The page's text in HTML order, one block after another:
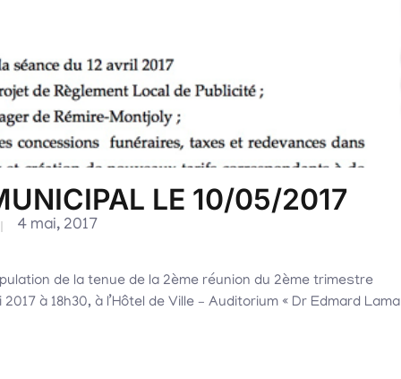
LE 10/05/2017
4 mai, 2017
de la tenue de la 2ème réunion du 2ème trimestre
à 18h30, à l’Hôtel de Ville – Auditorium « Dr Edmard Lama